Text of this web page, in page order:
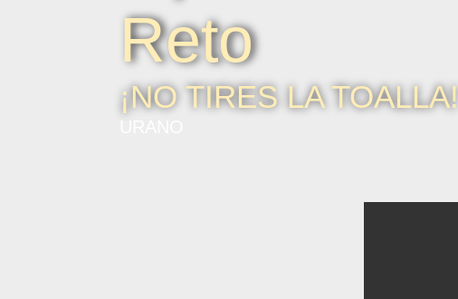
Reto
¡NO TIRES LA TOALLA!